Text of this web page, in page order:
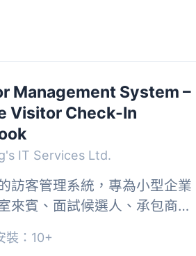
Management System –
Visitor Check-In
IT Services Ltd.
訪客管理系統，專為小型企業
來賓、面試候選人、承包商及
錄、搜尋歷史...
裝：10+